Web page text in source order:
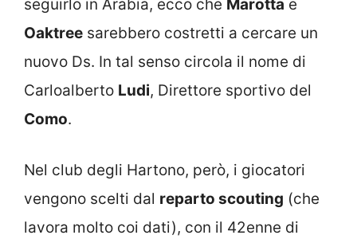
seguirlo in Arabia, ecco che Marotta e
Oaktree sarebbero costretti a cercare un
nuovo Ds. In tal senso circola il nome di
Carloalberto Ludi, Direttore sportivo del
Como.
Nel club degli Hartono, però, i giocatori
vengono scelti dal reparto scouting (che
lavora molto coi dati), con il 42enne di